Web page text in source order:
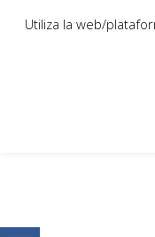
17
Utiliza la web/